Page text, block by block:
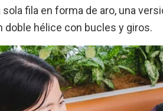
fila en forma de aro, una
doble hélice con bucles y giros.